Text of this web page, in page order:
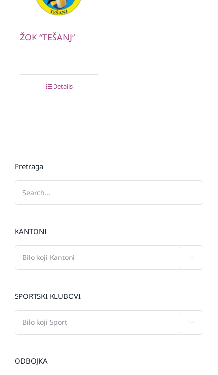
ŽOK “TEŠANJ”
Details
Pretraga
KANTONI
SPORTSKI KLUBOVI
ODBOJKA